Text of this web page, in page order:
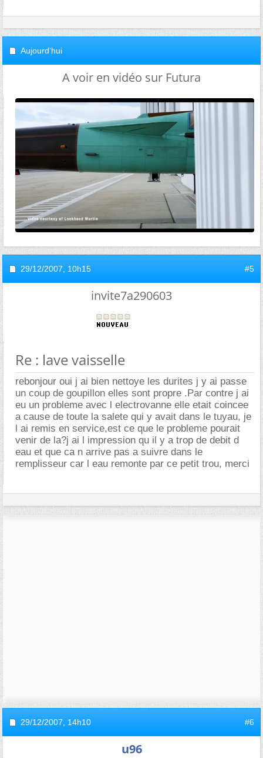
Aujourd'hui
A voir en vidéo sur Futura
29/12/2007, 10h15 #5
invite7a290603
Re : lave vaisselle
rebonjour oui j ai bien nettoye les durites j y ai passe
un coup de goupillon elles sont propre .Par contre j ai
eu un probleme avec l electrovanne elle etait coincee
a cause de toute la salete qui y avait dans le tuyau, je
l ai remis en service,est ce que le probleme pourait
venir de la?j ai l impression qu il y a trop de debit d
eau et que ca n arrive pas a suivre dans le
remplisseur car l eau remonte par ce petit trou, merci
29/12/2007, 14h10 #6
u96